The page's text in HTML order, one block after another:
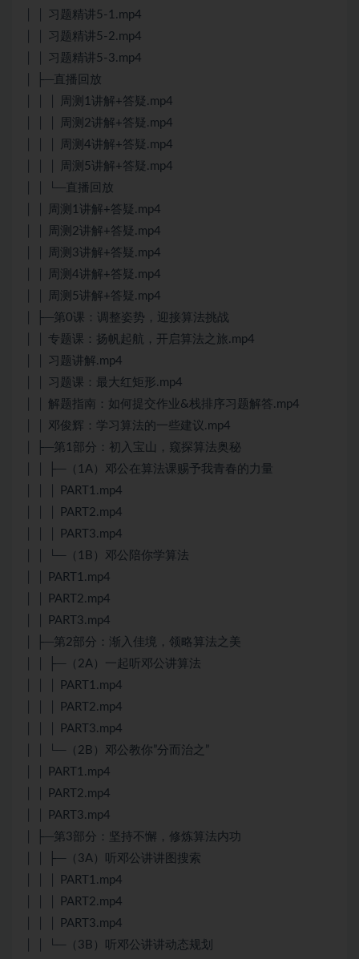
│ │ 习题精讲5-1.mp4
│ │ 习题精讲5-2.mp4
│ │ 习题精讲5-3.mp4
│ ├─直播回放
│ │ │ 周测1讲解+答疑.mp4
│ │ │ 周测2讲解+答疑.mp4
│ │ │ 周测4讲解+答疑.mp4
│ │ │ 周测5讲解+答疑.mp4
│ │ └─直播回放
│ │ 周测1讲解+答疑.mp4
│ │ 周测2讲解+答疑.mp4
│ │ 周测3讲解+答疑.mp4
│ │ 周测4讲解+答疑.mp4
│ │ 周测5讲解+答疑.mp4
│ ├─第0课：调整姿势，迎接算法挑战
│ │ 专题课：扬帆起航，开启算法之旅.mp4
│ │ 习题讲解.mp4
│ │ 习题课：最大红矩形.mp4
│ │ 解题指南：如何提交作业&栈排序习题解答.mp4
│ │ 邓俊辉：学习算法的一些建议.mp4
│ ├─第1部分：初入宝山，窥探算法奥秘
│ │ ├─（1A）邓公在算法课赐予我青春的力量
│ │ │ PART1.mp4
│ │ │ PART2.mp4
│ │ │ PART3.mp4
│ │ └─（1B）邓公陪你学算法
│ │ PART1.mp4
│ │ PART2.mp4
│ │ PART3.mp4
│ ├─第2部分：渐入佳境，领略算法之美
│ │ ├─（2A）一起听邓公讲算法
│ │ │ PART1.mp4
│ │ │ PART2.mp4
│ │ │ PART3.mp4
│ │ └─（2B）邓公教你”分而治之”
│ │ PART1.mp4
│ │ PART2.mp4
│ │ PART3.mp4
│ ├─第3部分：坚持不懈，修炼算法内功
│ │ ├─（3A）听邓公讲讲图搜索
│ │ │ PART1.mp4
│ │ │ PART2.mp4
│ │ │ PART3.mp4
│ │ └─（3B）听邓公讲讲动态规划